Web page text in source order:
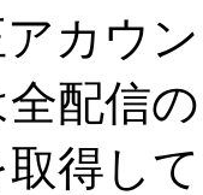
カウ
配信
得し